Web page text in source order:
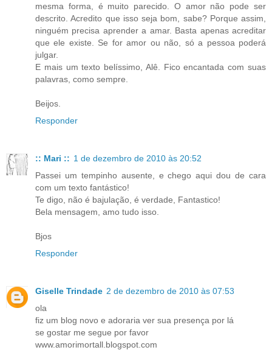
mesma forma, é muito parecido. O amor não pode ser
descrito. Acredito que isso seja bom, sabe? Porque assim,
ninguém precisa aprender a amar. Basta apenas acreditar
que ele existe. Se for amor ou não, só a pessoa poderá
julgar.
E mais um texto belíssimo, Alê. Fico encantada com suas
palavras, como sempre.
Beijos.
Responder
:: Mari :: 1 de dezembro de 2010 às 20:52
Passei um tempinho ausente, e chego aqui dou de cara
com um texto fantástico!
Te digo, não é bajulação, é verdade, Fantastico!
Bela mensagem, amo tudo isso.
Bjos
Responder
Giselle Trindade 2 de dezembro de 2010 às 07:53
ola
fiz um blog novo e adoraria ver sua presença por lá
se gostar me segue por favor
www.amorimortall.blogspot.com